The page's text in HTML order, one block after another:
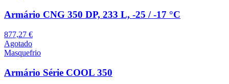
Armário CNG 350 DP, 233 L, -25 / -17 °C
877,27 €
Agotado
Masquefrio
Armário Série COOL 350